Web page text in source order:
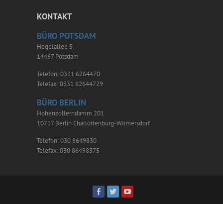
KONTAKT
BÜRO POTSDAM
Hegelallee 5
14467 Potsdam
Telefon: 0331 6264470
Telefax: 0331 62644729
BÜRO BERLIN
Hohenzollerndamm 201
10717 Berlin Charlottenburg-Wilmersdorf
Telefon: 030 8649830
Telefax: 030 86498375